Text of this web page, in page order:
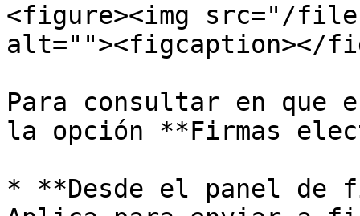
<figure><img src="/
alt=""><figcaption></
Para consultar en que
la opción **Firmas
* **Desde el panel de